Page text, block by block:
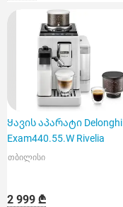
Ყავის აპარატი Delonghi
Exam440.55.W Rivelia
თბილისი
2 999 ₾